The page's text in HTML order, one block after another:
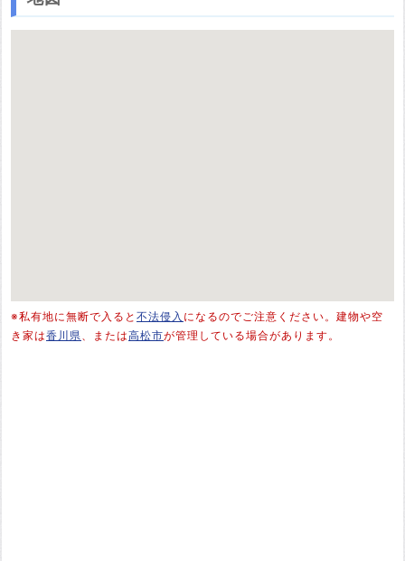
※私有地に無断で入ると 不法侵入 になるのでご注意ください。建物や空
き家は香川県 、または高松市が管理している場合があります。